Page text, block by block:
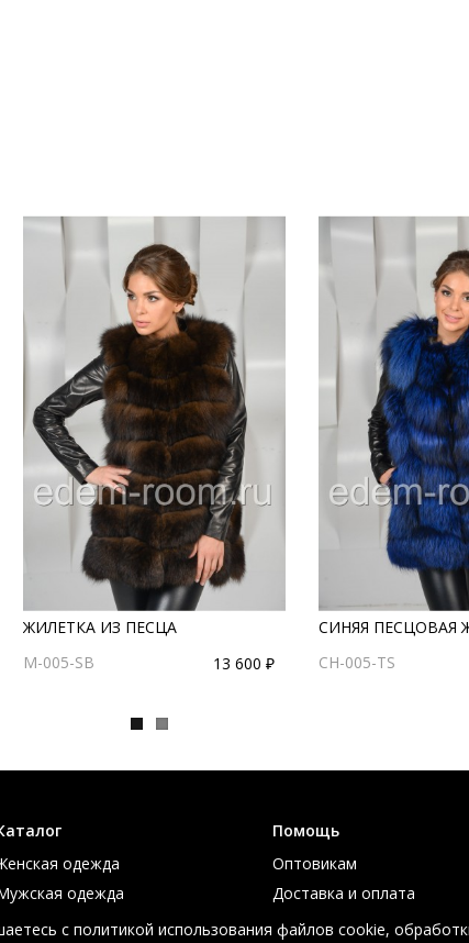
ЖИЛЕТКА ИЗ ПЕСЦА
M-005-SB
13 600 ₽
СИНЯЯ ПЕСЦОВАЯ
CH-005-TS
одежда
одежда
размеры
Помощь
Оптовикам
Доставка и оплата
Таблица размеров
с политикой использования файлов cookie,